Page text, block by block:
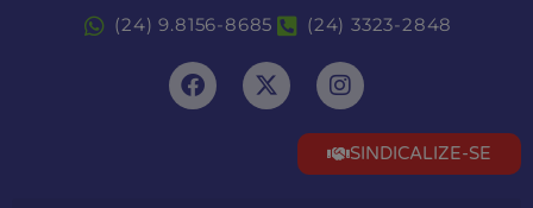
(24) 9.8156-8685 (24) 3323-2848
SINDICALIZE-SE